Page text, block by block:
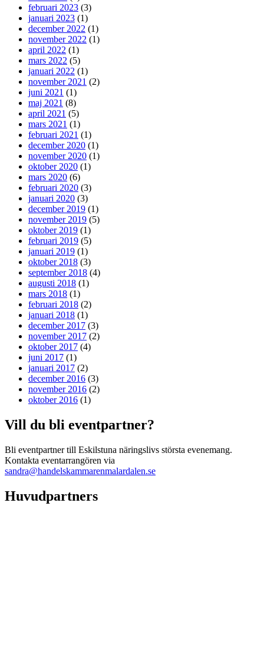
februari 2023 (3)
januari 2023 (1)
december 2022 (1)
november 2022 (1)
april 2022 (1)
mars 2022 (5)
januari 2022 (1)
november 2021 (2)
juni 2021 (1)
maj 2021 (8)
april 2021 (5)
mars 2021 (1)
februari 2021 (1)
december 2020 (1)
november 2020 (1)
oktober 2020 (1)
mars 2020 (6)
februari 2020 (3)
januari 2020 (3)
december 2019 (1)
november 2019 (5)
oktober 2019 (1)
februari 2019 (5)
januari 2019 (1)
oktober 2018 (3)
september 2018 (4)
augusti 2018 (1)
mars 2018 (1)
februari 2018 (2)
januari 2018 (1)
december 2017 (3)
november 2017 (2)
oktober 2017 (4)
juni 2017 (1)
januari 2017 (2)
december 2016 (3)
november 2016 (2)
oktober 2016 (1)
Vill du bli eventpartner?
Bli eventpartner till Eskilstuna näringslivs största evenemang.
Kontakta eventarrangören via
sandra@handelskammarenmalardalen.se
Huvudpartners